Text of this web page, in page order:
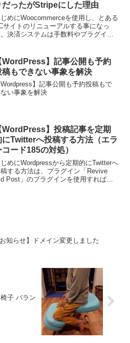
だったがStripeにした理由
めにWoocommerceを使用し、とある
サイトのリニューアルする事になっ
決済システムは手数料やプラグイン
。最大の違い個人的に感じているSq...
WordPress】記事公開も予約
稿もできない事象を解決
Wordpress】記事公開も予約投稿もで
ない事象を解決
WordPress】投稿記事を定期
にTwitterへ投稿する方法（エラ
コード185の対処）
めにWordpressから定期的にTwitterへ
する方法は、プラグイン「Revive
Post」のプラグインを使用すれば可
お知らせ】ドメイン変更しました
子 バラン